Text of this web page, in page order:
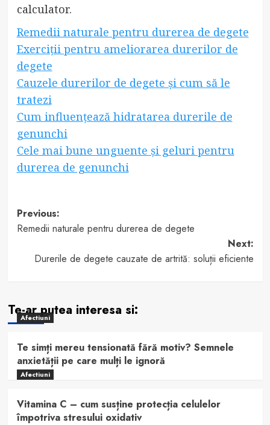
calculator.
Remedii naturale pentru durerea de degete
Exerciții pentru ameliorarea durerilor de
degete
Cauzele durerilor de degete și cum să le
tratezi
Cum influențează hidratarea durerile de
genunchi
Cele mai bune unguente și geluri pentru
durerea de genunchi
Post
navigation
Previous:
Remedii naturale pentru durerea de degete
Next:
Durerile de degete cauzate de artrită: soluții eficiente
Te-ar putea interesa si:
Afectiuni
Te simți mereu tensionată fără motiv? Semnele
anxietății pe care mulți le ignoră
Afectiuni
Vitamina C – cum susține protecția celulelor
împotriva stresului oxidativ